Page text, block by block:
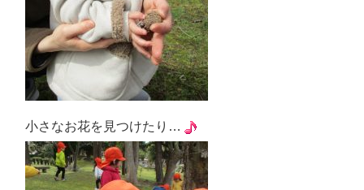
小さなお花を見つけたり…